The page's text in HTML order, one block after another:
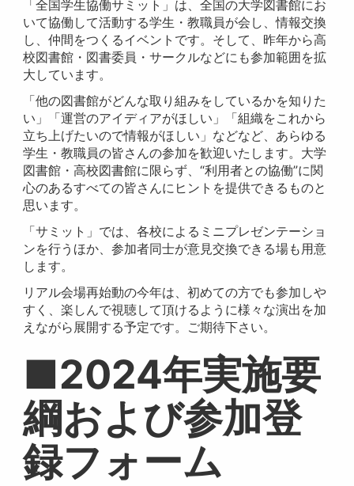
「全国学生協働サミット」は、全国の大学図書館にお
いて協働して活動する学生・教職員が会し、情報交換
し、仲間をつくるイベントです。そして、昨年から高
校図書館・図書委員・サークルなどにも参加範囲を拡
大しています。
「他の図書館がどんな取り組みをしているかを知りた
い」「運営のアイディアがほしい」「組織をこれから
立ち上げたいので情報がほしい」などなど、あらゆる
学生・教職員の皆さんの参加を歓迎いたします。大学
図書館・高校図書館に限らず、“利用者との協働”に関
心のあるすべての皆さんにヒントを提供できるものと
思います。
「サミット」では、各校によるミニプレゼンテーショ
ンを行うほか、参加者同士が意見交換できる場も用意
します。
リアル会場再始動の今年は、初めての方でも参加しや
すく、楽しんで視聴して頂けるように様々な演出を加
えながら展開する予定です。ご期待下さい。
■2024年実施要
綱および参加登
録フォーム